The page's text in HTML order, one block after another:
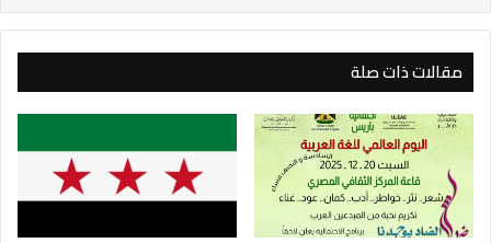
مقالات ذات صلة